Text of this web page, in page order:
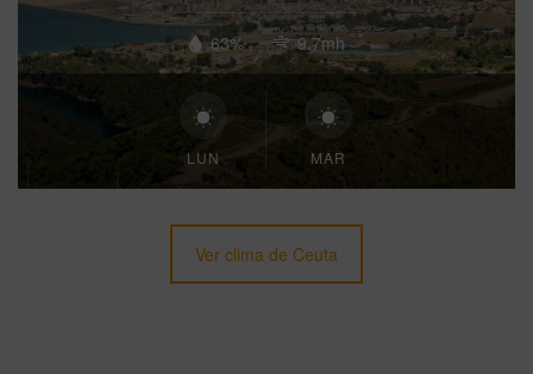
63% 9.7mh
LUN MAR
Ver clima de Ceuta